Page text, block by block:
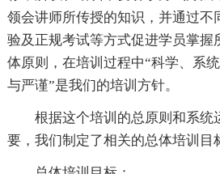
领会讲师所传授的知识，并通过不
验及正规考试等方式促进学员掌握
体原则，在培训过程中“科学、系
与严谨”是我们的培训方针。
根据这个培训的总原则和系统
要，我们制定了相关的总体培训目